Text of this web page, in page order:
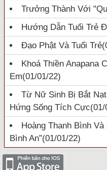
Trưởng Thành Với
Hướng Dẫn Tuổi Trẻ
Đạo Phật Và Tuổi Trẻ
Khoá Thiền Anapana
Em(01/01/22)
Từ Nữ Sinh Bị Bắt
Hứng Sống Tích Cực(01/
Hoàng Thanh Bình
Bình An”(01/01/22)